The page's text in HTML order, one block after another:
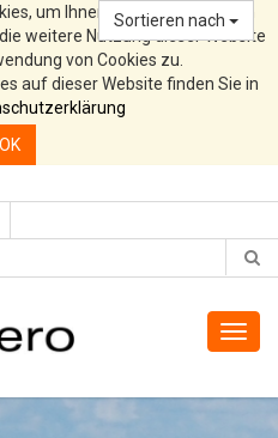
um Ihnen den bestmöglichen
weitere Nutzung dieser Website
von Cookies zu.
auf dieser Website finden Sie in
OK
Sortieren nach